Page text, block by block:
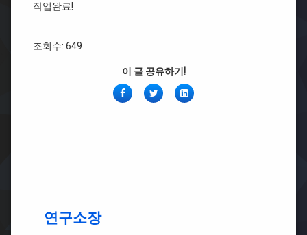
작업완료!
조회수: 649
이 글 공유하기!
페
이
Twitter링
크
연구소장